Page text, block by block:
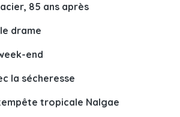
85 ans après
drame
end
la sécheresse
tropicale Nalgae